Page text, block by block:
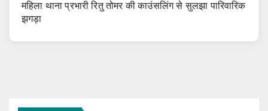
महिला थाना प्रभारी रितु तोमर की काउंसलिंग से सुलझा पारिवारिक
झगड़ा